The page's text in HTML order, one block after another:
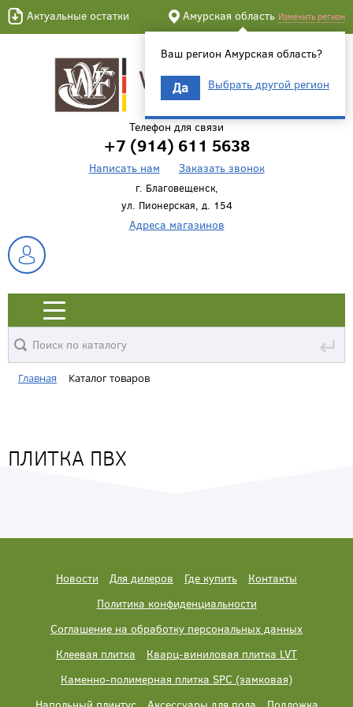
Актуальные остатки Амурская область Изменить регион
Ваш регион Амурская область?
Да Выбрать другой регион
Телефон для связи
+7 (914) 611 5638
Написать нам Заказать звонок
г. Благовещенск,
ул. Пионерская, д. 154
Адреса магазинов
↵
Главная Каталог товаров
ПЛИТКА ПВХ
Новости Для дилеров Где купить
Контакты
Политика конфиденциальности
Соглашение на обработку персональных данных
Клеевая плитка
Кварц-виниловая плитка LVT
Каменно-полимерная плитка SPC (замковая)